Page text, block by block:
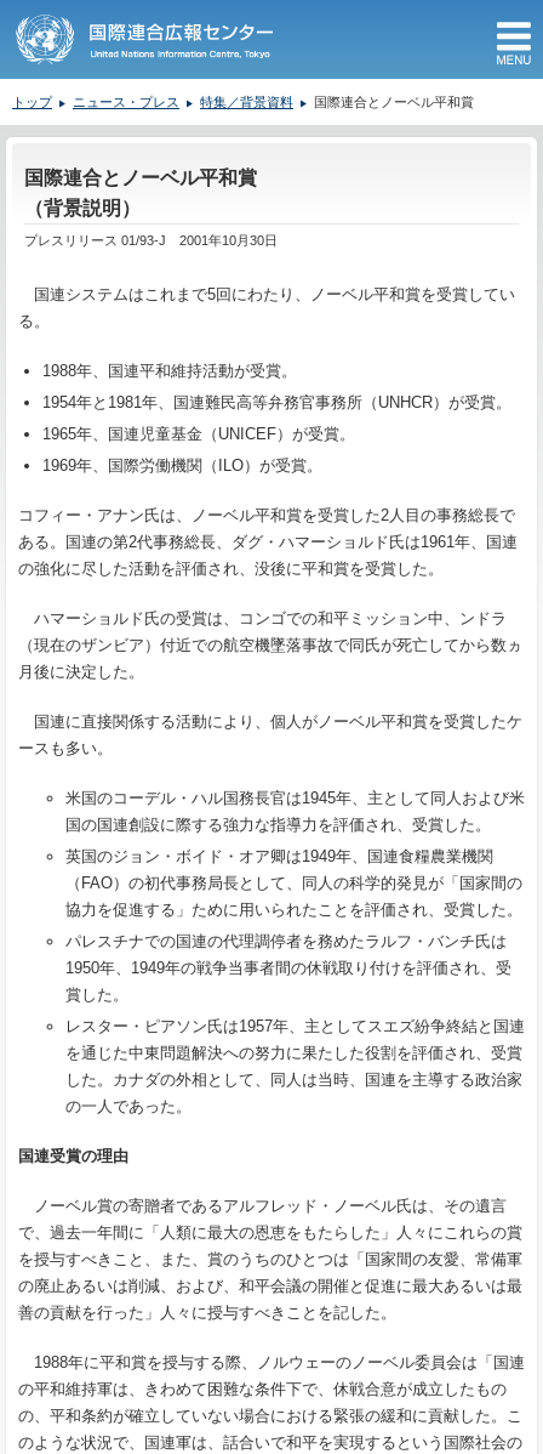
トップ ニュース・プレス 特集／背景資料 国際連合とノーベル平和賞
国際連合とノーベル平和賞
（背景説明）
プレスリリース 01/93-J 2001年10月30日
国連システムはこれまで5回にわたり、ノーベル平和賞を受賞してい
る。
1988年、国連平和維持活動が受賞。
1954年と 1981年、国連難民高等弁務官事務所（ UNHCR）が受賞。
1965年、国連児童基金（ UNICEF）が受賞。
1969年、国際労働機関（ ILO）が受賞。
コフィー・アナン氏は、ノーベル平和賞を受賞した2人目の事務総長で
ある。国連の第2代事務総長、ダグ・ハマーショルド氏は1961年、国連
の強化に尽した活動を評価され、没後に平和賞を受賞した。
ハマーショルド氏の受賞は、コンゴでの和平ミッション中、ンドラ
（現在のザンビア）付近での航空機墜落事故で同氏が死亡してから数ヵ
月後に決定した。
国連に直接関係する活動により、個人がノーベル平和賞を受賞したケ
ースも多い。
米国のコーデル・ハル国務長官は1945年、主として同人および米
国の国連創設に際する強力な指導力を評価され、受賞した。
英国のジョン・ボイド・オア卿は1949年、国連食糧農業機関
（ FAO）の初代事務局長として、同人の科学的発見が「国家間の
協力を促進する」ために用いられたことを評価され、受賞した。
パレスチナでの国連の代理調停者を務めたラルフ・バンチ氏は
1950年、 1949年の戦争当事者間の休戦取り付けを評価され、受
賞した。
レスター・ピアソン氏は1957年、主としてスエズ紛争終結と国連
を通じた中東問題解決への努力に果たした役割を評価され、受賞
した。カナダの外相として、同人は当時、国連を主導する政治家
の一人であった。
国連受賞の理由
ノーベル賞の寄贈者であるアルフレッド・ノーベル氏は、その遺言
で、過去一年間に「人類に最大の恩恵をもたらした」人々にこれらの賞
を授与すべきこと、また、賞のうちのひとつは「国家間の友愛、常備軍
の廃止あるいは削減、および、和平会議の開催と促進に最大あるいは最
善の貢献を行った」人々に授与すべきことを記した。
1988年に平和賞を授与する際、ノルウェーのノーベル委員会は「国連
の平和維持軍は、きわめて困難な条件下で、休戦合意が成立したもの
の、平和条約が確立していない場合における緊張の緩和に貢献した。こ
のような状況で、国連軍は、話合いで和平を実現するという国際社会の